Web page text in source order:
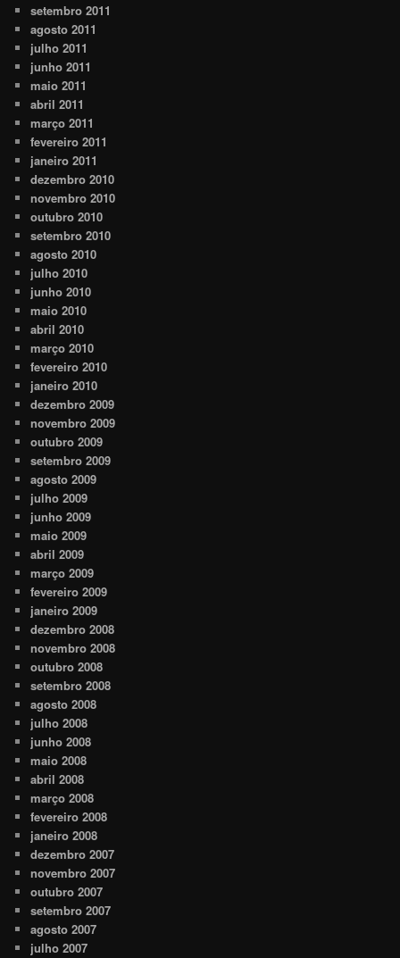
setembro 2011
agosto 2011
julho 2011
junho 2011
maio 2011
abril 2011
março 2011
fevereiro 2011
janeiro 2011
dezembro 2010
novembro 2010
outubro 2010
setembro 2010
agosto 2010
julho 2010
junho 2010
maio 2010
abril 2010
março 2010
fevereiro 2010
janeiro 2010
dezembro 2009
novembro 2009
outubro 2009
setembro 2009
agosto 2009
julho 2009
junho 2009
maio 2009
abril 2009
março 2009
fevereiro 2009
janeiro 2009
dezembro 2008
novembro 2008
outubro 2008
setembro 2008
agosto 2008
julho 2008
junho 2008
maio 2008
abril 2008
março 2008
fevereiro 2008
janeiro 2008
dezembro 2007
novembro 2007
outubro 2007
setembro 2007
agosto 2007
julho 2007